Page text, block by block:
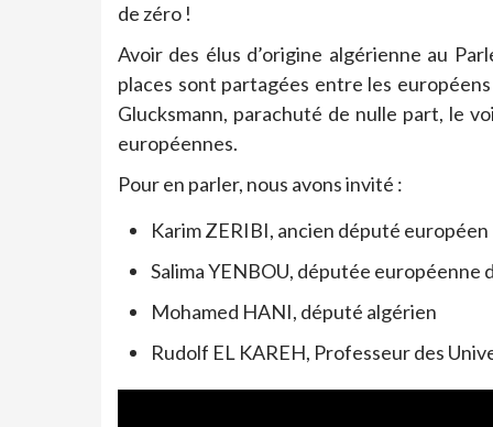
de zéro !
Avoir des élus d’origine algérienne au
places sont partagées entre les
Glucksmann, parachuté de nulle part, le
européennes.
Pour en parler, nous avons invité :
Karim ZERIBI, ancien député européen
Salima YENBOU, députée européenne
Mohamed HANI, député algérien
Rudolf EL KAREH, Professeur des